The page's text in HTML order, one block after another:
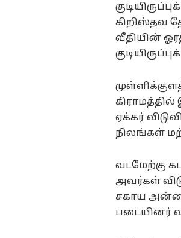
கிறிஸ்தவ
வீதியின்
ஏக்கர்
நிலங்கள்
வடமேற்கு
அவர்கள்
சகாய
படையினர்